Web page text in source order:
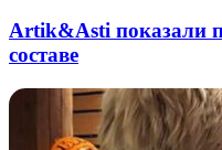
Artik&Asti показали
составе